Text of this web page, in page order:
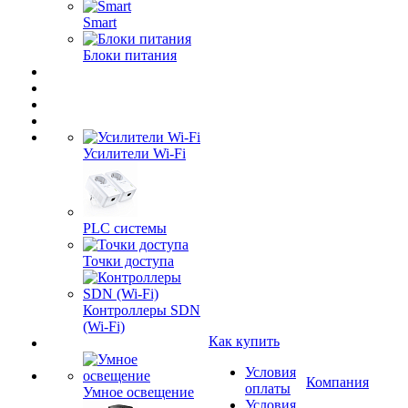
Smart
Блоки питания
Усилители Wi-Fi
PLC системы
Точки доступа
Контроллеры SDN
(Wi-Fi)
Умное освещение
Как купить
Условия
оплаты
Условия
Компания